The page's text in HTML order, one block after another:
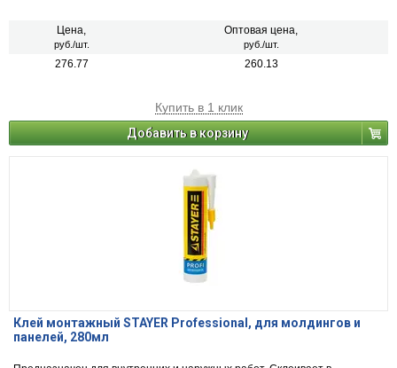
Цена,
руб./шт.
Оптовая цена,
руб./шт.
276.77 260.13
Купить в 1 клик
Добавить в корзину
Клей монтажный STAYER Professional, для молдингов и
панелей, 280мл